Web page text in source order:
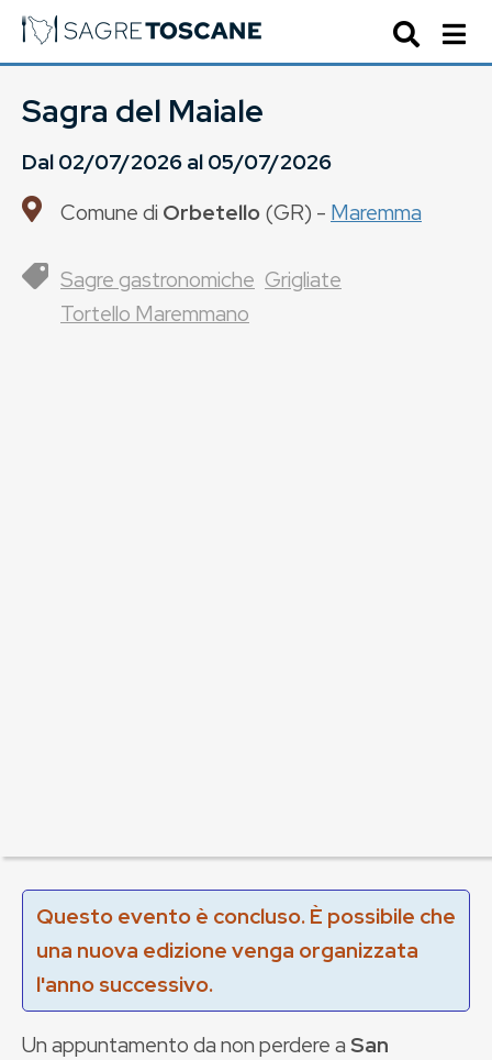
Sagra del Maiale
Dal02/07/2026al05/07/2026
Comune di Orbetello(GR) - Maremma
Sagre gastronomiche Grigliate
Tortello Maremmano
Questo evento è concluso. È possibile che
una nuova edizione venga organizzata
l'anno successivo.
Un appuntamento da non perdere aSan